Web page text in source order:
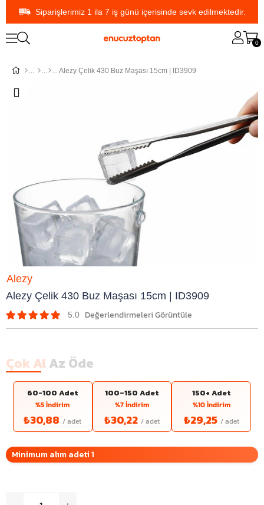
Siparişlerimiz 1 ila 7 iş günü içerisinde sevk edilmektedir.
0
Alezy Çelik 430 Buz Maşası 15cm | ID3909
Alezy Çelik 430 Buz Maşası 15cm | ID3909
5.0
Alezy
Çok AlAz Öde
60-100 Adet
%5 İndirim
₺30,88
100–150 Adet
%7 İndirim
₺30,22
150+ Adet
%10 İndirim
₺29,25
Minimum alım adeti 1